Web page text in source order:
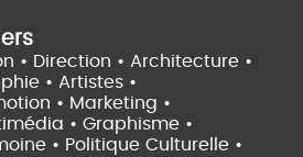
• Direction • Architecture •
• Artistes •
• Marketing •
• Graphisme •
• Politique Culturelle •